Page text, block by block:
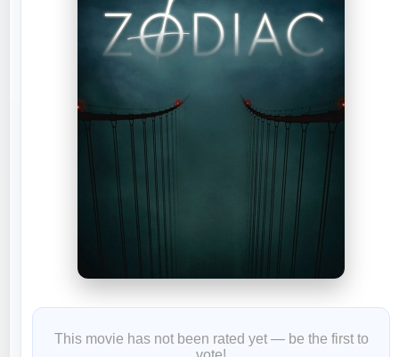
This movie has not been rated yet — be the first to